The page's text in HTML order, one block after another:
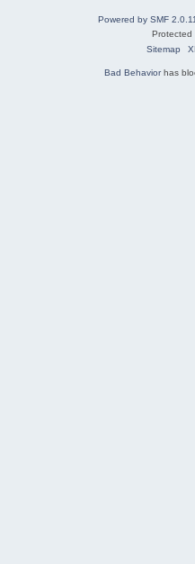
Powered by SMF
Sitemap
Bad Behaviorhas